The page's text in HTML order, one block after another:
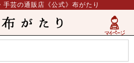
手芸の通販店《公式》布がたり